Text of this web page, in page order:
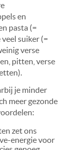
en
pasta (=
suiker (=
verse
pitten, verse
je minder
meer gezonde
zet ons
energie voor